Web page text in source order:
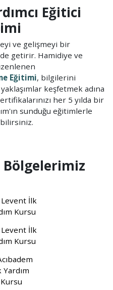
Eğitici
ve gelişmeyi bir
getirir. Hamidiye ve
Eğitimi, bilgilerini
keşfetmek adına
her 5 yılda bir
sunduğu eğitimlerle
İlk
Kursu
İlk
Kursu
Yardım
Kursu